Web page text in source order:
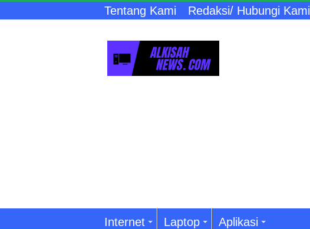
Tentang Kami Redaksi/ Hubungi Kami
Internet Laptop Aplikasi